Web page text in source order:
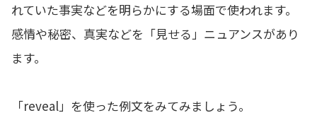
れていた事実などを明らかにする場面で使われます。
感情や秘密、真実などを「見せる」ニュアンスがあり
ます。
「reveal」を使った例文をみてみましょう。